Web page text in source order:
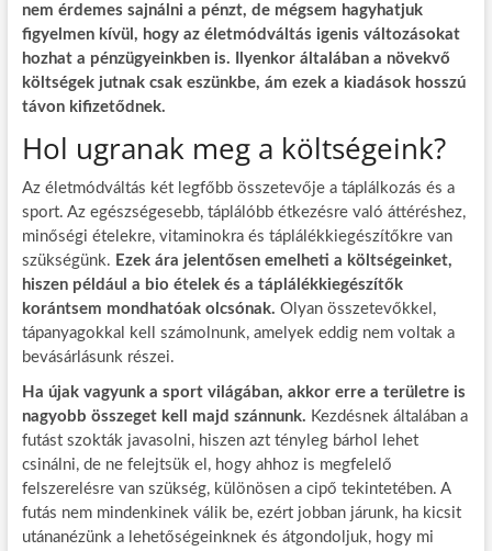
nem érdemes sajnálni a pénzt, de mégsem hagyhatjuk
figyelmen kívül, hogy az életmódváltás igenis változásokat
hozhat a pénzügyeinkben is. Ilyenkor általában a növekvő
költségek jutnak csak eszünkbe, ám ezek a kiadások hosszú
távon kifizetődnek.
Hol ugranak meg a költségeink?
Az életmódváltás két legfőbb összetevője a táplálkozás és a
sport. Az egészségesebb, táplálóbb étkezésre való áttéréshez,
minőségi ételekre, vitaminokra és táplálékkiegészítőkre van
szükségünk. Ezek ára jelentősen emelheti a költségeinket,
hiszen például a bio ételek és a táplálékkiegészítők
korántsem mondhatóak olcsónak. Olyan összetevőkkel,
tápanyagokkal kell számolnunk, amelyek eddig nem voltak a
bevásárlásunk részei.
Ha újak vagyunk a sport világában, akkor erre a területre is
nagyobb összeget kell majd szánnunk. Kezdésnek általában a
futást szokták javasolni, hiszen azt tényleg bárhol lehet
csinálni, de ne felejtsük el, hogy ahhoz is megfelelő
felszerelésre van szükség, különösen a cipő tekintetében. A
futás nem mindenkinek válik be, ezért jobban járunk, ha kicsit
utánanézünk a lehetőségeinknek és átgondoljuk, hogy mi